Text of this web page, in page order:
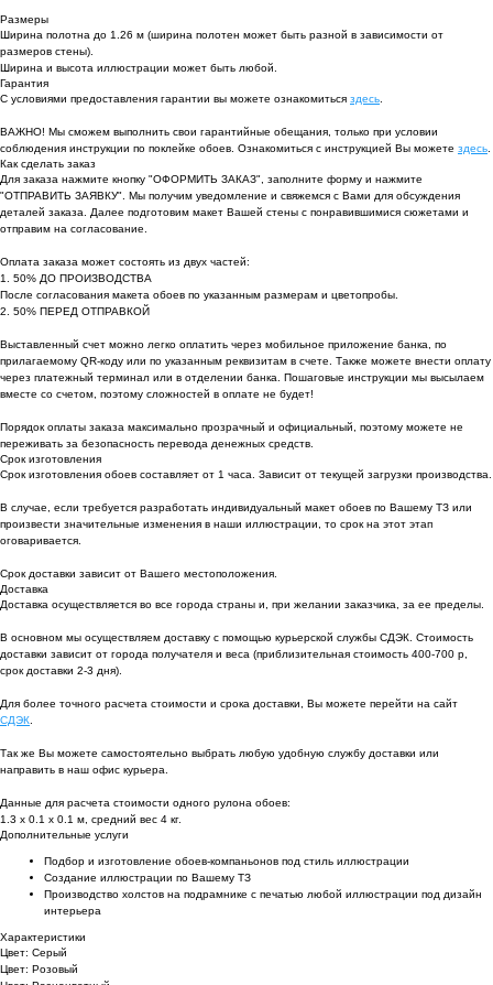
Размеры
Ширина полотна до 1.26 м (ширина полотен может быть разной в зависимости от
размеров стены).
Ширина и высота иллюстрации может быть любой.
Гарантия
С условиями предоставления гарантии вы можете ознакомиться здесь
ВАЖНО! Мы сможем выполнить свои гарантийные обещания, только при условии
соблюдения инструкции по поклейке обоев. Ознакомиться с инструкцией Вы можете здесь
Как сделать заказ
Для заказа нажмите кнопку "ОФОРМИТЬ ЗАКАЗ", заполните форму и нажмите
"ОТПРАВИТЬ ЗАЯВКУ". Мы получим уведомление и свяжемся с Вами для обсуждения
деталей заказа. Далее подготовим макет Вашей стены с понравившимися сюжетами и
отправим на согласование.
Оплата заказа может состоять из двух частей:
1. 50% ДО ПРОИЗВОДСТВА
После согласования макета обоев по указанным размерам и цветопробы.
2. 50% ПЕРЕД ОТПРАВКОЙ
Выставленный счет можно легко оплатить через мобильное приложение банка, по
прилагаемому QR-коду или по указанным реквизитам в счете. Также можете внести оплату
через платежный терминал или в отделении банка. Пошаговые инструкции мы высылаем
вместе со счетом, поэтому сложностей в оплате не будет!
Порядок оплаты заказа максимально прозрачный и официальный, поэтому можете не
переживать за безопасность перевода денежных средств.
Срок изготовления
Срок изготовления обоев составляет от 1 часа. Зависит от текущей загрузки производства.
В случае, если требуется разработать индивидуальный макет обоев по Вашему ТЗ или
произвести значительные изменения в наши иллюстрации, то срок на этот этап
оговаривается.
Срок доставки зависит от Вашего местоположения.
Доставка
Доставка осуществляется во все города страны и, при желании заказчика, за ее пределы.
В основном мы осуществляем доставку с помощью курьерской службы СДЭК. Стоимость
доставки зависит от города получателя и веса (приблизительная стоимость 400-700 р,
срок доставки 2-3 дня).
Для более точного расчета стоимости и срока доставки, Вы можете перейти на сайт
СДЭК
Так же Вы можете самостоятельно выбрать любую удобную службу доставки или
направить в наш офис курьера.
Данные для расчета стоимости одного рулона обоев:
1.3 х 0.1 х 0.1 м, средний вес 4 кг.
Дополнительные услуги
Подбор и изготовление обоев-компаньонов под стиль иллюстрации
Создание иллюстрации по Вашему ТЗ
Производство холстов на подрамнике с печатью любой иллюстрации под дизайн
интерьера
Характеристики
Цвет: Серый
Цвет: Розовый